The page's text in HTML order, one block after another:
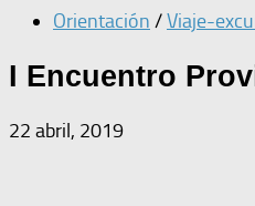
Orientación /Viaje-
I Encuentro
22 abril, 2019